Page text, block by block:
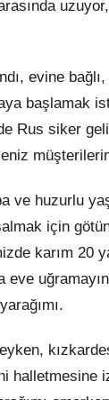
evine
başlamak
Rus siker
ve huzurlu
için
karım 20
halletmesine